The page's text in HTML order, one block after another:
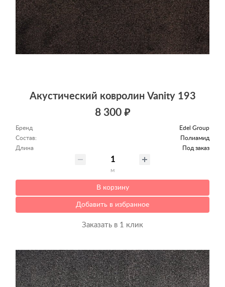
Акустический ковролин Vanity 193
8 300 ₽
Бренд
Edel Group
Состав:
Полиамид
Длина
Под заказ
м
В корзину
Добавить в избранное
Заказать в 1 клик